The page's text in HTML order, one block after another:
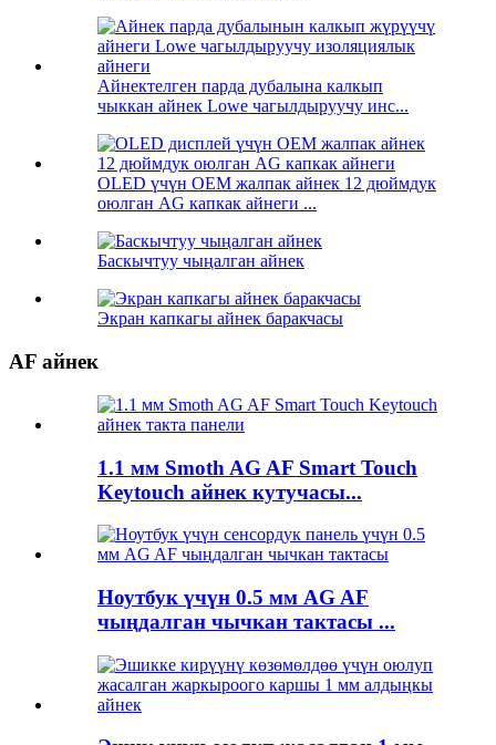
Айнектелген парда дубалына калкып
чыккан айнек Lowe чагылдыруучу инс...
OLED үчүн OEM жалпак айнек 12 дюймдук
оюлган AG капкак айнеги ...
Баскычтуу чыңалган айнек
Экран капкагы айнек баракчасы
AF айнек
1.1 мм Smoth AG AF Smart Touch
Keytouch айнек кутучасы...
Ноутбук үчүн 0.5 мм AG AF
чыңдалган чычкан тактасы ...